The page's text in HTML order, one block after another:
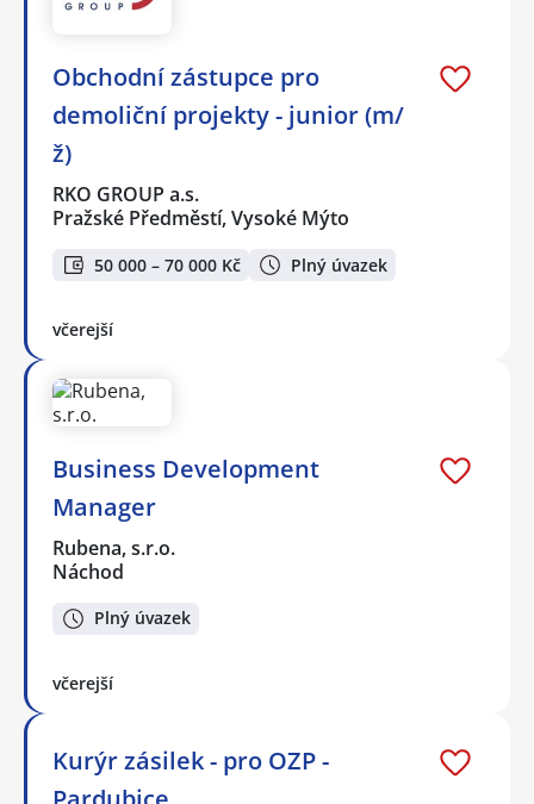
Obchodní zástupce pro
demoliční projekty - junior (m/
ž)
RKO GROUP a.s.
Pražské Předměstí, Vysoké Mýto
50 000 – 70 000 Kč Plný úvazek
včerejší
Business Development
Manager
Rubena, s.r.o.
Náchod
Plný úvazek
včerejší
Kurýr zásilek - pro OZP -